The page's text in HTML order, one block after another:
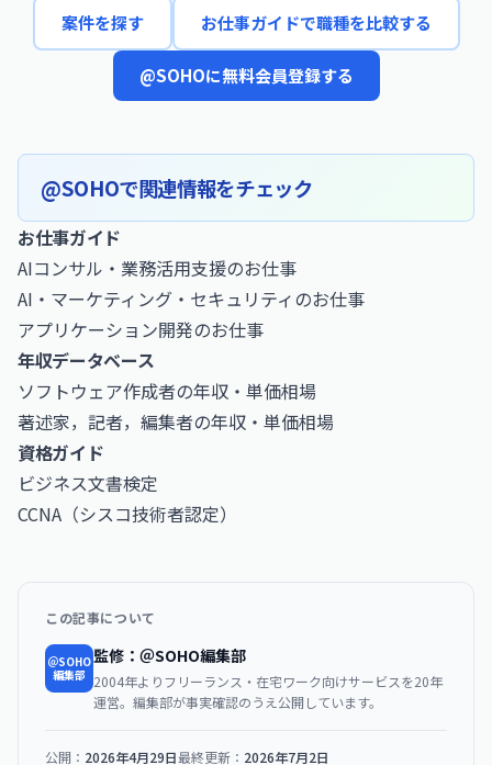
案件を探す お仕事ガイドで職種を比較する
@SOHOに無料会員登録する
@SOHOで関連情報をチェック
お仕事ガイド
AIコンサル・業務活用支援のお仕事
AI・マーケティング・セキュリティのお仕事
アプリケーション開発のお仕事
年収データベース
ソフトウェア作成者の年収・単価相場
著述家，記者，編集者の年収・単価相場
資格ガイド
ビジネス文書検定
CCNA（シスコ技術者認定）
この記事について
＠SOHO
編集部
監修：＠SOHO編集部
2004年よりフリーランス・在宅ワーク向けサービスを20年
運営。編集部が事実確認のうえ公開しています。
公開： 2026年4月29日最終更新： 2026年7月2日